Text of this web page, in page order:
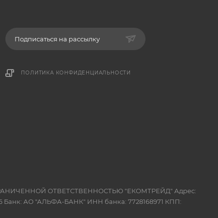
Подписаться на рассылку
ПОЛИТИКА КОНФИДЕНЦИАЛЬНОСТИ
ОТВЕТСТВЕННОСТЬЮ "ЕКОМТРЕЙД" Адрес:
АО "АЛЬФА-БАНК" ИНН банка: 7728168971 КПП: